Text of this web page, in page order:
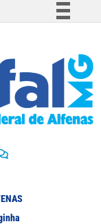
informação